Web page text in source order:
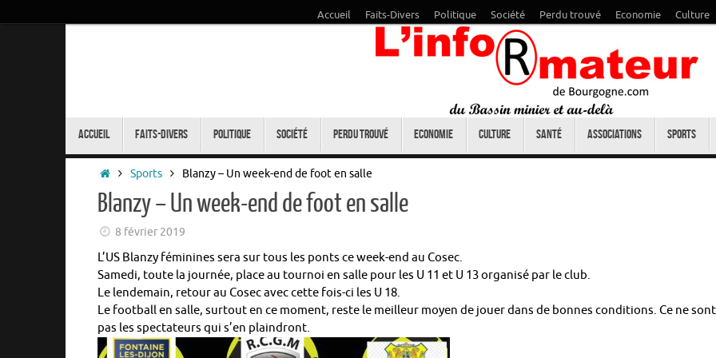
Accueil Faits-Divers Politique Société Perdu trouvé Economie Culture
Accueil Faits-Divers Politique Société Perdu trouvé Economie Culture Santé Associations Sports
Accueil
Sports Blanzy – Un week-end de foot en salle
Blanzy – Un week-end de foot en salle
8 février 2019
L’US Blanzy féminines sera sur tous les ponts ce week-end au Cosec.
Samedi, toute la journée, place au tournoi en salle pour les U 11 et U 13 organisé par le club.
Le lendemain, retour au Cosec avec cette fois-ci les U 18.
Le football en salle, surtout en ce moment, reste le meilleur moyen de jouer dans de bonnes conditions. Ce ne sont
pas les spectateurs qui s’en plaindront.